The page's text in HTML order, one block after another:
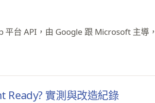
平台 API，由 Google 跟 Microsoft 主
Ready? 實測與改造紀錄